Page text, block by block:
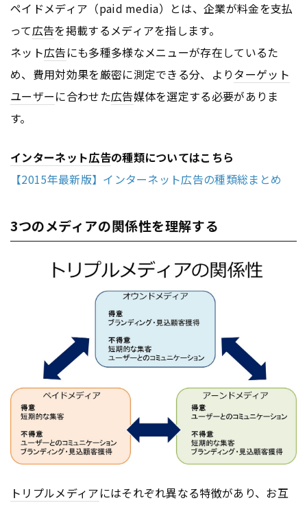
ペイドメディア（paid media）とは、企業が料金を支払
って広告を掲載するメディアを指します。
ネット広告にも多種多様なメニューが存在しているた
め、費用対効果を厳密に測定できる分、よりターゲット
ユーザーに合わせた広告媒体を選定する必要がありま
す。
インターネット広告の種類についてはこちら
【2015年最新版】インターネット広告の種類総まとめ
3つのメディアの関係性を理解する
トリプルメディアにはそれぞれ異なる特徴があり、お互